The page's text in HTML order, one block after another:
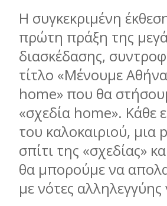
Η συγκεκριμένη
πρώτη πράξη της
διασκέδασης,
τίτλο «Μένουμε
home» που θα
«σχεδία home». Κάθε
του καλοκαιριού, μια
σπίτι της «σχεδίας»
θα μπορούμε να
με νότες